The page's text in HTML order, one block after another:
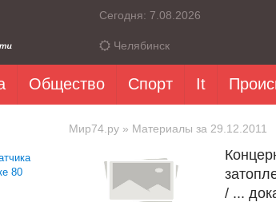
Сегодня: 7.08.2026
Челябинск
Общество Спорт It
80
Мир74.ру » Материалы за 29.12.2011
/ ...